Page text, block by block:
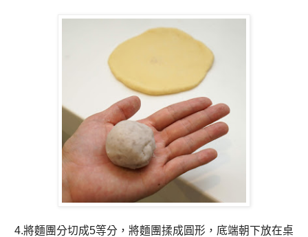
4.將麵團分切成5等分，將麵團揉成圓形，底端朝下放在桌